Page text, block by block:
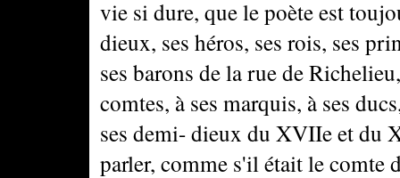
vie si dure, que le poète est
dieux, ses héros, ses rois, ses
ses barons de la rue de
comtes, à ses marquis, à ses
ses demi- dieux du XVIIe et du
parler, comme s'il était le comte